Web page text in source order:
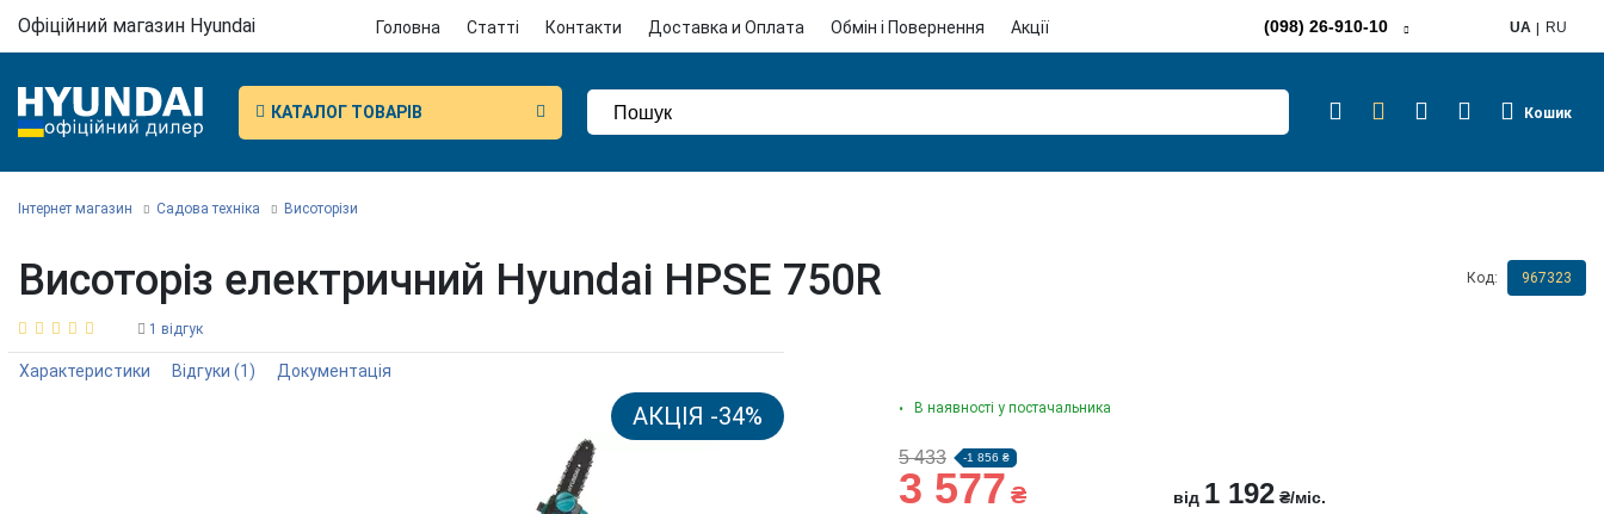
Офіційний магазин Hyundai Головна Статті Контакти Доставка и Оплата Обмін і Повернення Акції (098) 26-910-10 UA RU
КАТАЛОГ ТОВАРІВ Кошик
Інтернет магазин Садова техніка Висоторізи
Висоторіз електричний Hyundai HPSE 750R Код: 967323
1 відгук
Характеристики Відгуки (1) Документація
АКЦІЯ -34% В наявності у постачальника
5 433 -1 856 ₴
3 577₴ від 1 192 ₴/міс.